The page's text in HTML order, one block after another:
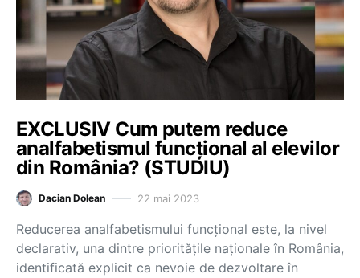
EXCLUSIV Cum putem reduce
analfabetismul funcțional al elevilor
din România? (STUDIU)
Dacian Dolean 22 mai 2023
Reducerea analfabetismului funcțional este, la nivel
declarativ, una dintre prioritățile naționale în România,
identificată explicit ca nevoie de dezvoltare în